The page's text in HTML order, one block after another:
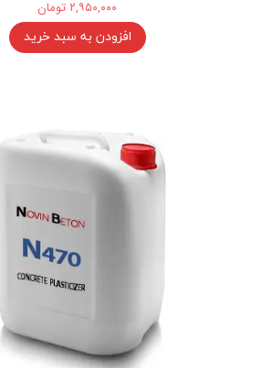
۲,۹۵۰,۰۰۰ تومان
افزودن به سبد خرید